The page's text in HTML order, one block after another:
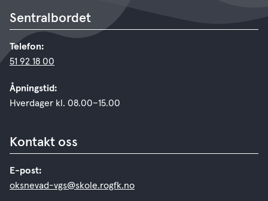
Sentralbordet
Telefon:
51 92 18 00
Åpningstid:
Hverdager kl. 08.00–15.00
Kontakt oss
E-post:
oksnevad-vgs@skole.rogfk.no